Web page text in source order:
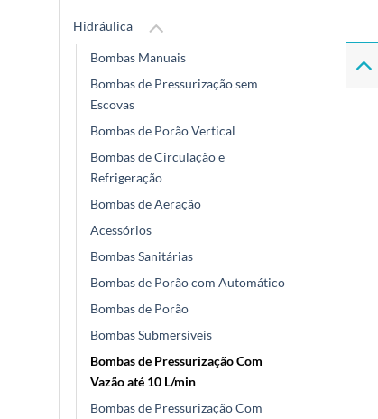
Hidráulica
Bombas Manuais
Bombas de Pressurização sem
Escovas
Bombas de Porão Vertical
Bombas de Circulação e
Refrigeração
Bombas de Aeração
Acessórios
Bombas Sanitárias
Bombas de Porão com Automático
Bombas de Porão
Bombas Submersíveis
Bombas de Pressurização Com
Vazão até 10 L/min
Bombas de Pressurização Com